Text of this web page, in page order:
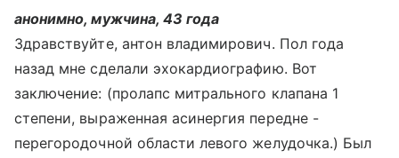
анонимно, мужчина, 43 года
Здравствуйте, антон владимирович. Пол года
назад мне сделали эхокардиографию. Вот
заключение: (пролапс митрального клапана 1
степени, выраженная асинергия передне -
перегородочной области левого желудочка.) Был